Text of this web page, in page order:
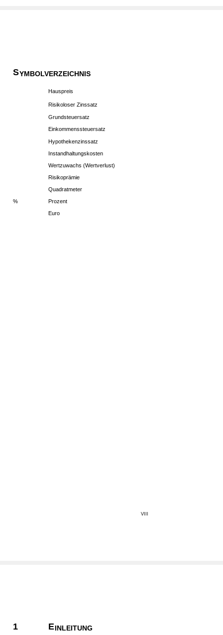
VIII
SYMBOLVERZEICHNIS
Hauspreis
Risikoloser Zinssatz
Grundsteuersatz
Einkommenssteuersatz
Hypothekenzinssatz
Instandhaltungskosten
Wertzuwachs (Wertverlust)
Risikoprämie
Quadratmeter
% Prozent
Euro
1 EINLEITUNG